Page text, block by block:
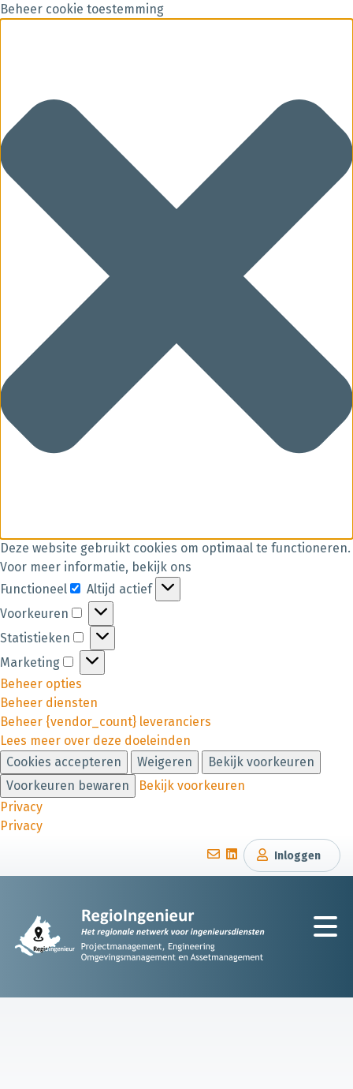
Beheer cookie toestemming
Deze website gebruikt cookies om optimaal te functioneren.
Voor meer informatie, bekijk ons
Functioneel
Altijd actief
Voorkeuren
Statistieken
Marketing
Beheer opties
Beheer diensten
Beheer {vendor_count} leveranciers
Lees meer over deze doeleinden
Cookies accepteren
Weigeren
Bekijk voorkeuren
Voorkeuren bewaren
Bekijk voorkeuren
Privacy
Privacy
Inloggen